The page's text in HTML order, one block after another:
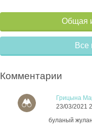
Общая
Все
Комментарии
Грицына
23/03/2021
буланый жулан